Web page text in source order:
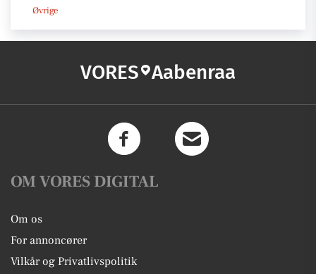
Øvrige
VORES Aabenraa
OM VORES DIGITAL
Om os
For annoncører
Vilkår og Privatlivspolitik